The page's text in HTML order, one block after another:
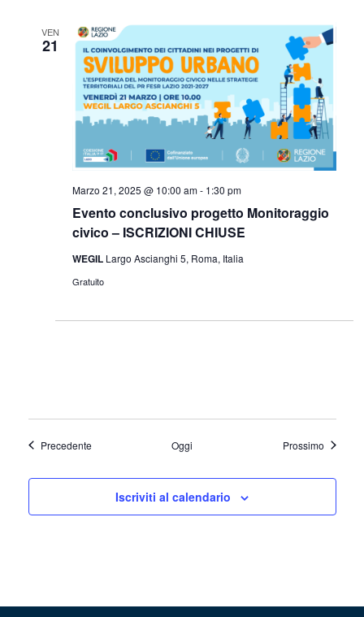
VEN
21
Evento conclusivo progetto Monitoraggio
civico – ISCRIZIONI CHIUSE
Marzo 21, 2025 @ 10:00 am- 1:30 pm
WEGIL Largo Ascianghi 5, Roma, Italia
Gratuito
PrecedenteEventi Oggi ProssimoEventi
Iscriviti al calendario